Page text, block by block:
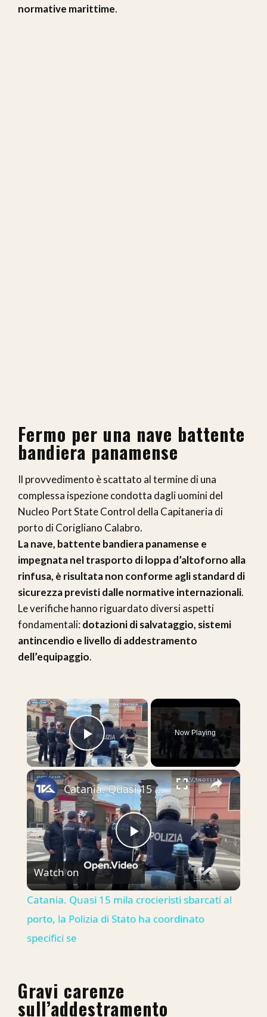
normative marittime.
Fermo per una nave battente
bandiera panamense
Il provvedimento è scattato al termine di una
complessa ispezione condotta dagli uomini del
Nucleo Port State Control della Capitaneria di
porto di Corigliano Calabro.
La nave, battente bandiera panamense e
impegnata nel trasporto di loppa d’altoforno alla
rinfusa, è risultata non conforme agli standard di
sicurezza previsti dalle normative internazionali.
Le verifiche hanno riguardato diversi aspetti
fondamentali: dotazioni di salvataggio, sistemi
antincendio e livello di addestramento
dell’equipaggio.
×
Play Video
Now Playing
×
Play
Video
Catania. Quasi 15 mila crocieristi sbarcati al porto, la Polizia di Stato ha coordinato specifici se
Watch on
Catania. Quasi 15 mila crocieristi sbarcati al
porto, la Polizia di Stato ha coordinato
specifici se
Gravi carenze
sull’addestramento